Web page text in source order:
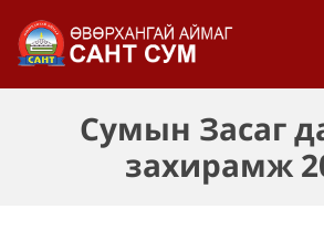
Сумын Засаг
захирамж